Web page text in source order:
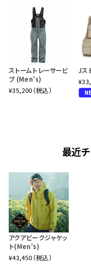
ストームトレーサービ
ブ (Men's)
¥35,200（税込）
Jス
最近
アクアピークジャケッ
ト(Men's)
¥43,450（税込）